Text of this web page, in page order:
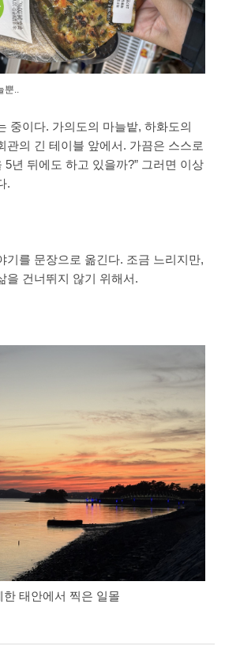
뿐..
중이다. 가의도의 마늘밭, 하화도의
관의 긴 테이블 앞에서. 가끔은 스스로
5년 뒤에도 하고 있을까?” 그러면 이상
.
기를 문장으로 옮긴다. 조금 느리지만,
을 건너뛰지 않기 위해서.
태안에서 찍은 일몰